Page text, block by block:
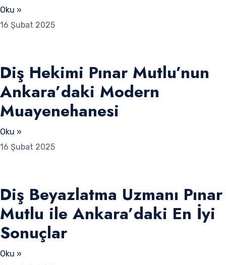
Oku »
16 Şubat 2025
Diş Hekimi Pınar Mutlu’nun
Ankara’daki Modern
Muayenehanesi
Oku »
16 Şubat 2025
Diş Beyazlatma Uzmanı Pınar
Mutlu ile Ankara’daki En İyi
Sonuçlar
Oku »